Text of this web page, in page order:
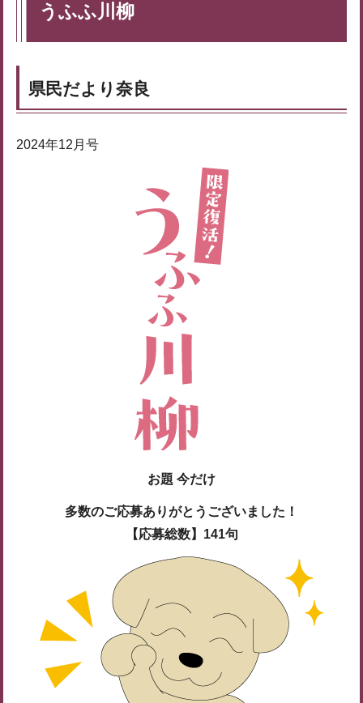
うふふ川柳
県民だより奈良
2024年12月号
お題 今だけ
多数のご応募ありがとうございました！
【応募総数】141句